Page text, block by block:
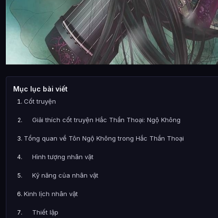
Mục lục bài viết
Cốt truyện
Giải thích cốt truyện Hắc Thần Thoại: Ngộ Không
Tổng quan về Tôn Ngộ Không trong Hắc Thần Thoại
Hình tượng nhân vật
Kỹ năng của nhân vật
Kinh lịch nhân vật
Thiết lập